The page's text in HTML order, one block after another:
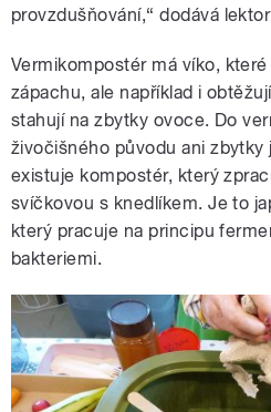
provzdušňování,“ dodává
Vermikompostér má víko,
zápachu, ale například i
stahují na zbytky ovoce. Do
živočišného původu ani zbytky
existuje kompostér, který
svíčkovou s knedlíkem. Je to
který pracuje na principu
bakteriemi.